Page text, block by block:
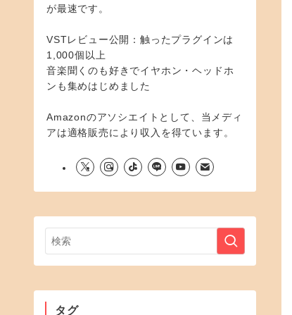
が最速です。
VSTレビュー公開：触ったプラグインは
1,000個以上
音楽聞くのも好きでイヤホン・ヘッドホ
ンも集めはじめました
Amazonのアソシエイトとして、当メディ
アは適格販売により収入を得ています。
タグ